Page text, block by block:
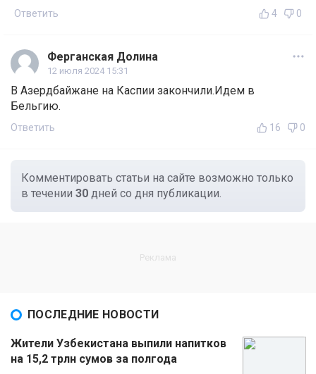
Ответить 4 0
Ферганская Долина
12 июля 2024 15:31
В Азердбайжане на Каспии закончили.Идем в
Бельгию.
Ответить 16 0
Комментировать статьи на сайте возможно только
в течении 30 дней со дня публикации.
ПОСЛЕДНИЕ НОВОСТИ
Жители Узбекистана выпили напитков
на 15,2 трлн сумов за полгода